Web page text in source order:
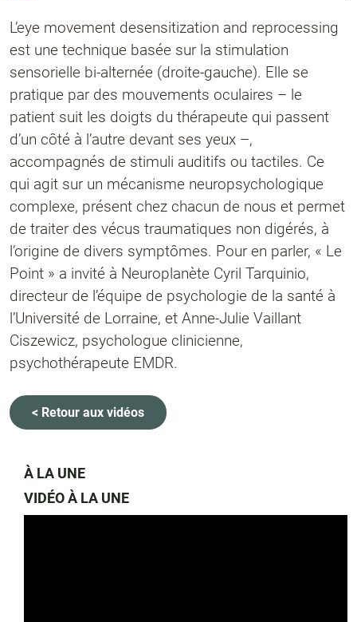
L’eye movement desensitization and reprocessing
est une technique basée sur la stimulation
sensorielle bi-alternée (droite-gauche). Elle se
pratique par des mouvements oculaires – le
patient suit les doigts du thérapeute qui passent
d’un côté à l’autre devant ses yeux –,
accompagnés de stimuli auditifs ou tactiles. Ce
qui agit sur un mécanisme neuropsychologique
complexe, présent chez chacun de nous et permet
de traiter des vécus traumatiques non digérés, à
l’origine de divers symptômes. Pour en parler, « Le
Point » a invité à Neuroplanète Cyril Tarquinio,
directeur de l’équipe de psychologie de la santé à
l’Université de Lorraine, et Anne-Julie Vaillant
Ciszewicz, psychologue clinicienne,
psychothérapeute EMDR.
< Retour aux vidéos
À LA UNE
VIDÉO À LA UNE